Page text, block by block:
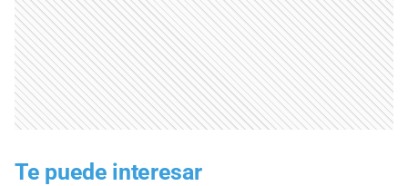
Te puede interesar